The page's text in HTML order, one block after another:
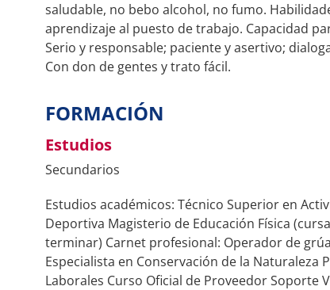
saludable, no bebo alcohol, no fumo.
aprendizaje al puesto de trabajo. Capacidad
Serio y responsable; paciente y asertivo;
Con don de gentes y trato fácil.
FORMACIÓN
Estudios
Secundarios
Estudios académicos: Técnico Superior en
Deportiva Magisterio de Educación Física
terminar) Carnet profesional: Operador de
Especialista en Conservación de la Naturaleza
Laborales Curso Oficial de Proveedor Soporte